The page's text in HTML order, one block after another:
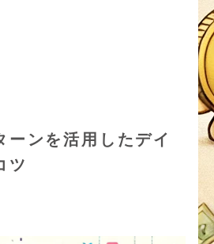
ーンを活用したデイ
ツ